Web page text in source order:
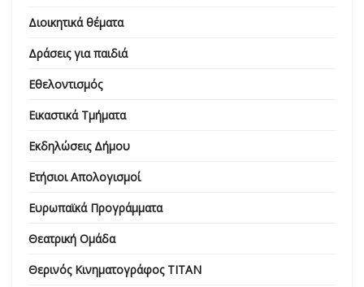
Διοικητικά θέματα
Δράσεις για παιδιά
Εθελοντισμός
Εικαστικά Τμήματα
Εκδηλώσεις Δήμου
Ετήσιοι Απολογισμοί
Ευρωπαϊκά Προγράμματα
Θεατρική Ομάδα
Θερινός Κινηματογράφος ΤΙΤΑΝ